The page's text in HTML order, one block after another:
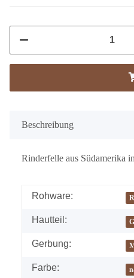
Beschreibung
Rinderfelle aus Südamerika
Rohware:
Hautteil:
Gerbung:
Farbe: